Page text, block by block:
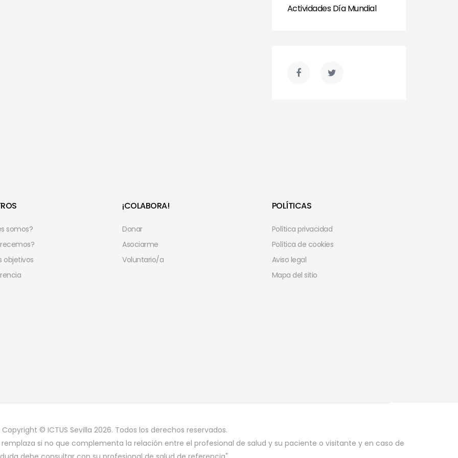
Actividades Día Mundial
somos?
objetivos
¡COLABORA!
Donar
Asociarme
Voluntario/a
POLÍTICAS
Política privacidad
Política de cookies
Aviso legal
Mapa del sitio
Copyright © ICTUS Sevilla 2026. Todos los derechos reservados.
si no que complementa la relación entre el profesional de salud y su paciente o visitante y en caso de